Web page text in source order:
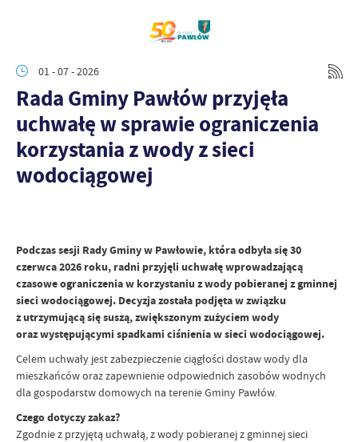
01 - 07 - 2026
Rada Gminy Pawłów przyjęła
uchwałę w sprawie ograniczenia
korzystania z wody z sieci
wodociągowej
Podczas sesji Rady Gminy w Pawłowie, która odbyła się 30
czerwca 2026 roku, radni przyjęli uchwałę wprowadzającą
czasowe ograniczenia w korzystaniu z wody pobieranej z gminnej
sieci wodociągowej. Decyzja została podjęta w związku
z utrzymującą się suszą, zwiększonym zużyciem wody
oraz występującymi spadkami ciśnienia w sieci wodociągowej.
Celem uchwały jest zabezpieczenie ciągłości dostaw wody dla
mieszkańców oraz zapewnienie odpowiednich zasobów wodnych
dla gospodarstw domowych na terenie Gminy Pawłów.
Czego dotyczy zakaz?
Zgodnie z przyjętą uchwałą, z wody pobieranej z gminnej sieci